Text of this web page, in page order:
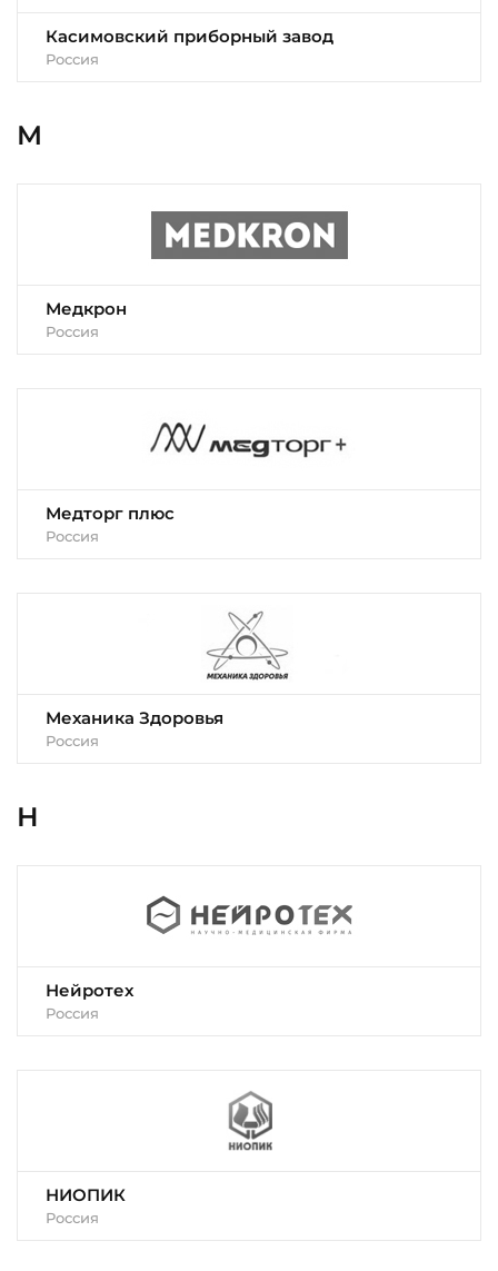
Касимовский приборный завод
Россия
М
Медкрон
Россия
Медторг плюс
Россия
Механика Здоровья
Россия
Н
Нейротех
Россия
НИОПИК
Россия